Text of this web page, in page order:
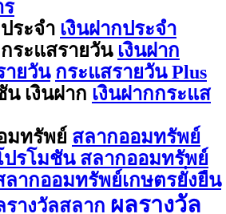
ระจำ เงินฝากประจำ
ระแสรายวัน เงินฝาก
ายวัน กระแสรายวัน Plus
เงินฝาก เงินฝากกระแส
มทรัพย์ สลากออมทรัพย์
ปรโมชัน สลากออมทรัพย์
ลากออมทรัพย์เกษตรยั่งยืน
รางวัลสลาก ผลรางวัล